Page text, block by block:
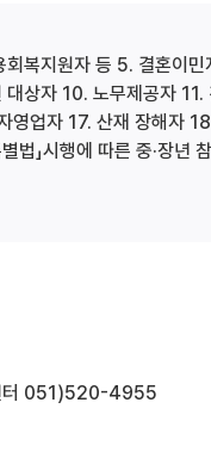
복지원자 등 5. 결혼이
상자 10. 노무제공자
업자 17. 산재 장해자
법」시행에 따른 중·장
터 051)520-4955